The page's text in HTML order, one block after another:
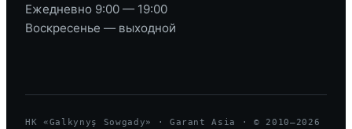
Ежедневно 9:00 — 19:00
Воскресенье — выходной
HK «Galkynyş Sowgady» · Garant Asia · © 2010—2026